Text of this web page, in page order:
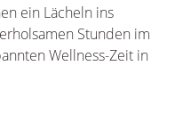
ein Lächeln ins
Stunden im
Wellness-Zeit in